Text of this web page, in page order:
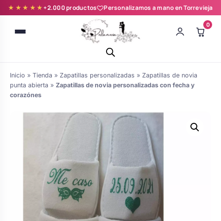
★★★★★+2.000 productos Personalizamos a mano en Torrevieja
0
novia y zapatillas
personalizadas
Árboles de Huellas para Primera
Comunión
Batas de comunión personalizadas
para niña
Inicio » Tienda » Zapatillas personalizadas » Zapatillas de novia
punta abierta » Zapatillas de novia personalizadas con fecha y
corazónes